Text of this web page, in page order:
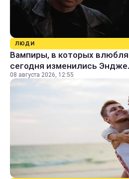
ЛЮДИ
Вампиры, в которых
сегодня изменились
08 августа 2026, 12:55